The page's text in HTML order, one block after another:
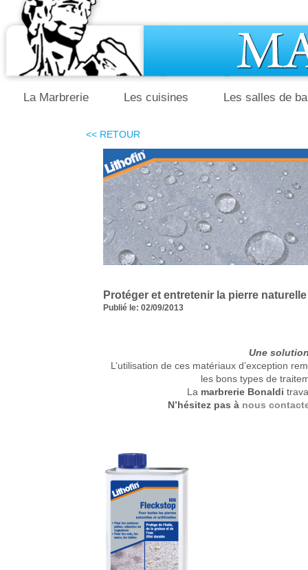
La Marbrerie Les cuisines Les salles de
<< RETOUR
Protéger et entretenir la pierre
Publié le: 02/09/2013
Une
L’utilisation de ces matériaux d’exception
les bons types de
La marbrerie Bonaldi
N’hésitez pas à nous